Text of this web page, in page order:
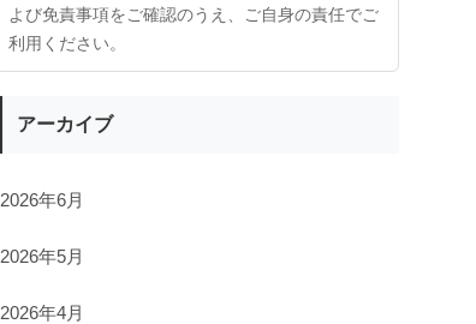
よび免責事項をご確認のうえ、ご自身の責任でご
利用ください。
アーカイブ
2026年6月
2026年5月
2026年4月